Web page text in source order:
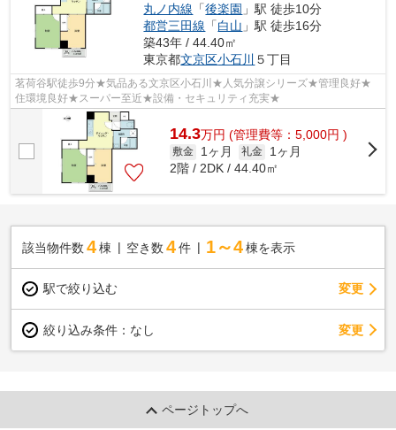
丸ノ内線 「後楽園 」駅 徒歩10分
都営三田線 「白山 」駅 徒歩16分
築43年 / 44.40㎡
東京都文京区小石川 ５丁目
茗荷谷駅徒歩9分★気品ある文京区小石川★人気分譲シリーズ★管理良好★
住環境良好★スーパー至近★設備・セキュリティ充実★
14.3万円 (管理費等：5,000円 )
敷金 1ヶ月 礼金
1ヶ月
2階 / 2DK / 44.40㎡
該当物件数 4棟 空き数 4 件 1～4 棟を表示
駅で絞り込む 変更
絞り込み条件： なし 変更
ページトップへ